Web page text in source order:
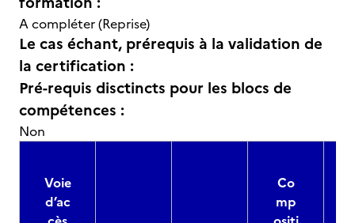
A compléter (Reprise)
Le cas échant, prérequis à la validation de
la certification :
Pré-requis disctincts pour les blocs de
compétences :
Non
Voie
d’ac
Co
mp